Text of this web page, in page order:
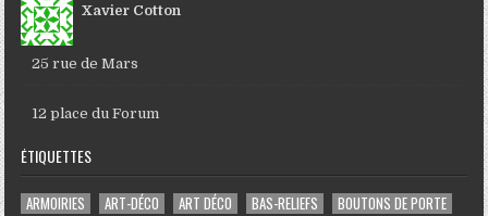
Xavier Cotton
25 rue de Mars
12 place du Forum
ÉTIQUETTES
ARMOIRIES ART-DÉCO ART DÉCO BAS-RELIEFS
BOUTONS DE PORTE